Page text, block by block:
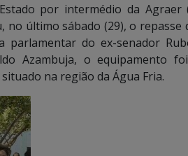
por intermédio da Agraer
no último sábado (29), o repasse
parlamentar do ex-senador
Azambuja, o equipamento
na região da Água Fria.